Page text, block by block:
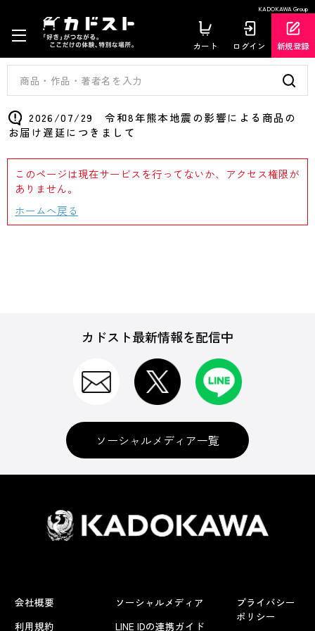
KADOKAWA Group
カート ログイン 新規登録
2026/07/29 令和8年熊本地震の影響による商品の
お届け遅延につきまして
このページは現在サービスを行ってないか、アクセス権限が
ありません。
ホームへ戻る
カドスト最新情報を配信中
ソーシャルメディア一覧
会社概要
利用規約
ソーシャルメディア
LINE IDの連携ガイド
プライバシー
ポリシー